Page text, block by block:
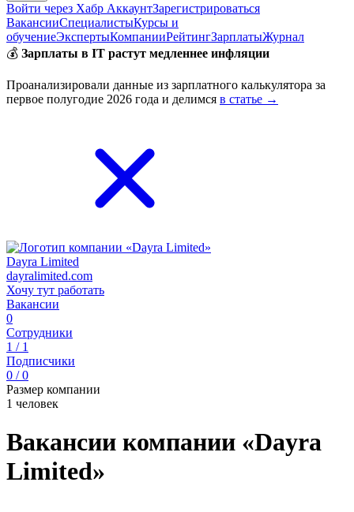
Войти через Хабр АккаунтЗарегистрироваться
ВакансииСпециалистыКурсы и
обучениеЭкспертыКомпанииРейтингЗарплатыЖурнал
💰 Зарплаты в IT растут медленнее инфляции
Проанализировали данные из зарплатного калькулятора за
первое полугодие 2026 года и делимся в статье →
Dayra Limited
dayralimited.com
Хочу тут работать
Вакансии
0
Сотрудники
1 / 1
Подписчики
0 / 0
Размер компании
1 человек
Вакансии компании «Dayra
Limited»